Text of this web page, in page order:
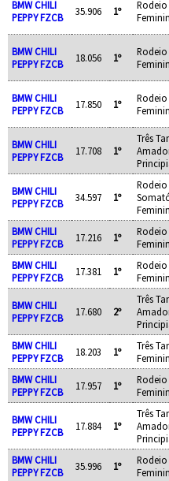
BMW CHILI
PEPPY FZCB
35.906 1º
BMW CHILI
PEPPY FZCB
18.056 1º
BMW CHILI
PEPPY FZCB
17.850 1º
Rodeio
BMW CHILI
PEPPY FZCB
17.708 1º
Três
BMW CHILI
PEPPY FZCB
34.597 1º
Rodeio
BMW CHILI
PEPPY FZCB
17.216 1º
BMW CHILI
PEPPY FZCB
17.381 1º
Rodeio
BMW CHILI
PEPPY FZCB
17.680 2º
Três
BMW CHILI
PEPPY FZCB
18.203 1º
Três
BMW CHILI
PEPPY FZCB
17.957 1º
Rodeio
BMW CHILI
PEPPY FZCB
17.884 1º
Três
BMW CHILI
PEPPY FZCB
35.996 1º